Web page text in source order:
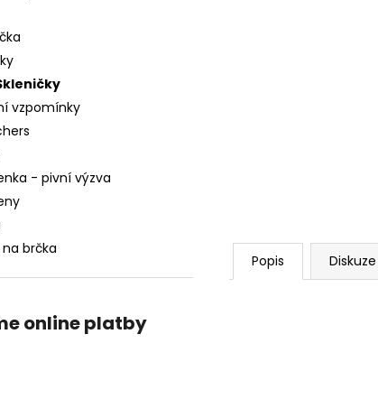
vzpomínky
- pivní výzva
brčka
online platby
Popis Diskuze